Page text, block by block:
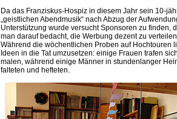
Da das Franziskus-Hospiz in diesem Jahr sein 10-
„geistlichen Abendmusik“ nach Abzug der
Unterstützung wurde versucht Sponsoren zu finden,
man darauf bedacht, die Werbung dezent zu
Während die wöchentlichen Proben auf Hochtouren
Ideen in die Tat umzusetzen: einige Frauen trafen
malen, während einige Männer in stundenlanger
falteten und hefteten.